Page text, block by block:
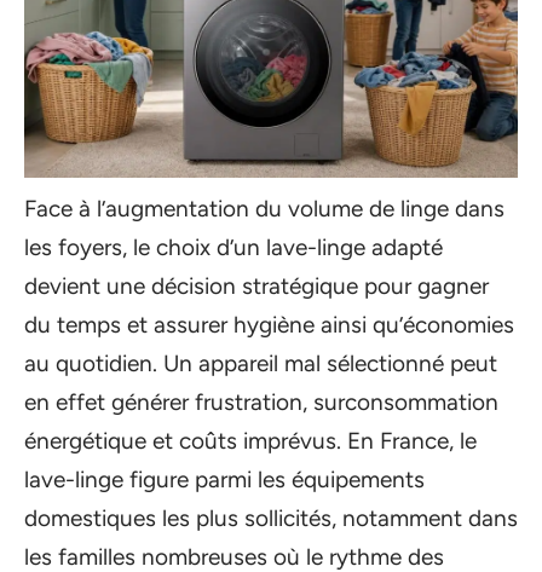
Face à l’augmentation du volume de linge dans
les foyers, le choix d’un lave-linge adapté
devient une décision stratégique pour gagner
du temps et assurer hygiène ainsi qu’économies
au quotidien. Un appareil mal sélectionné peut
en effet générer frustration, surconsommation
énergétique et coûts imprévus. En France, le
lave-linge figure parmi les équipements
domestiques les plus sollicités, notamment dans
les familles nombreuses où le rythme des